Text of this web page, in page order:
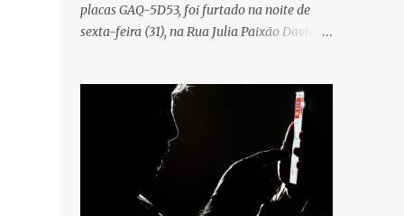
Carlos Agora
placas GAQ-5D53, foi furtado na noite de
sexta-feira (31), na Rua Julia Paixão David,
motorista seguia pela via quando o veículo
apresentou uma pane elétrica no painel,
deixando de funcionar e impossibilitando
uma nova partida. Ainda segundo o registro
policial, o condutor estacionou o carro,
certificou-se de que todas as portas estavam